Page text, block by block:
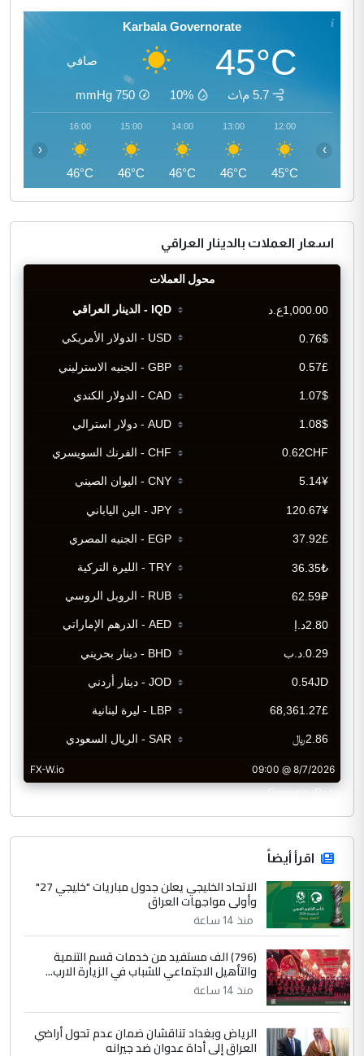
Karbala Governorate
45°C صافي
5.7 م\ث 10%
750
mmHg
12:00
45°C
13:00
46°C
14:00
46°C
15:00
46°C
16:00
46°C
‹ ›
اسعار العملات بالدينار العراقي
CurrencyRate
اقرأ أيضاً
الاتحاد الخليجي يعلن جدول مباريات "خليجي 27"
وأولى مواجهات العراق
منذ 14 ساعة
(796) الف مستفيد من خدمات قسم التنمية
والتأهيل الاجتماعي للشباب في الزيارة الارب...
منذ 14 ساعة
الرياض وبغداد تناقشان ضمان عدم تحول أراضي
العراق إلى أداة عدوان ضد جيرانه